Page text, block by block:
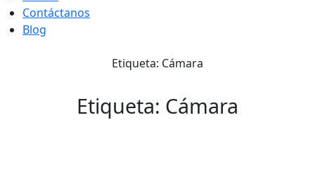
Contáctanos
Blog
Etiqueta: Cámara
Etiqueta: Cámara